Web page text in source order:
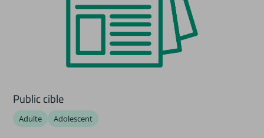
Public cible
Adulte Adolescent